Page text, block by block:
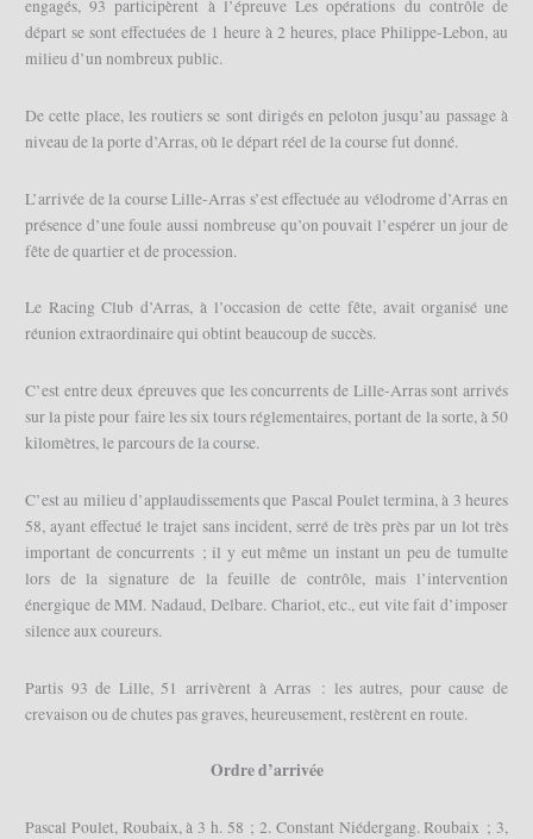
engagés, 93 participèrent à l’épreuve Les opérations du contrôle de
départ se sont effectuées de 1 heure à 2 heures, place Philippe-Lebon, au
milieu d’un nombreux public.
De cette place, les routiers se sont dirigés en peloton jusqu’au passage à
niveau de la porte d’Arras, où le départ réel de la course fut donné.
L’arrivée de la course Lille-Arras s’est effectuée au vélodrome d’Arras en
présence d’une foule aussi nombreuse qu’on pouvait l’espérer un jour de
fête de quartier et de procession.
Le Racing Club d’Arras, à l’occasion de cette fête, avait organisé une
réunion extraordinaire qui obtint beaucoup de succès.
C’est entre deux épreuves que les concurrents de Lille-Arras sont arrivés
sur la piste pour faire les six tours réglementaires, portant de la sorte, à 50
kilomètres, le parcours de la course.
C’est au milieu d’applaudissements que Pascal Poulet termina, à 3 heures
58, ayant effectué le trajet sans incident, serré de très près par un lot très
important de concurrents ; il y eut même un instant un peu de tumulte
lors de la signature de la feuille de contrôle, mais l’intervention
énergique de MM. Nadaud, Delbare. Chariot, etc., eut vite fait d’imposer
silence aux coureurs.
Partis 93 de Lille, 51 arrivèrent à Arras : les autres, pour cause de
crevaison ou de chutes pas graves, heureusement, restèrent en route.
Ordre d’arrivée
Pascal Poulet, Roubaix, à 3 h. 58 ; 2. Constant Niédergang. Roubaix ; 3,